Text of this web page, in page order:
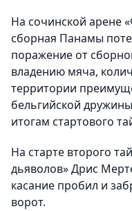
На сочинской арене
сборная Панамы
поражение от
владению мяча,
территории
бельгийской
итогам стартового
На старте второго
дьяволов» Дрис
касание пробил и
ворот.